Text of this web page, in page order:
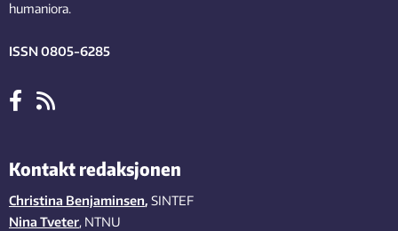
humaniora.
ISSN 0805-6285
Kontakt redaksjonen
Christina Benjaminsen, SINTEF
Nina Tveter, NTNU